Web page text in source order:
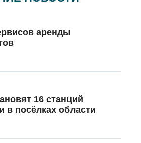
аренды
16 станций
в посёлках области